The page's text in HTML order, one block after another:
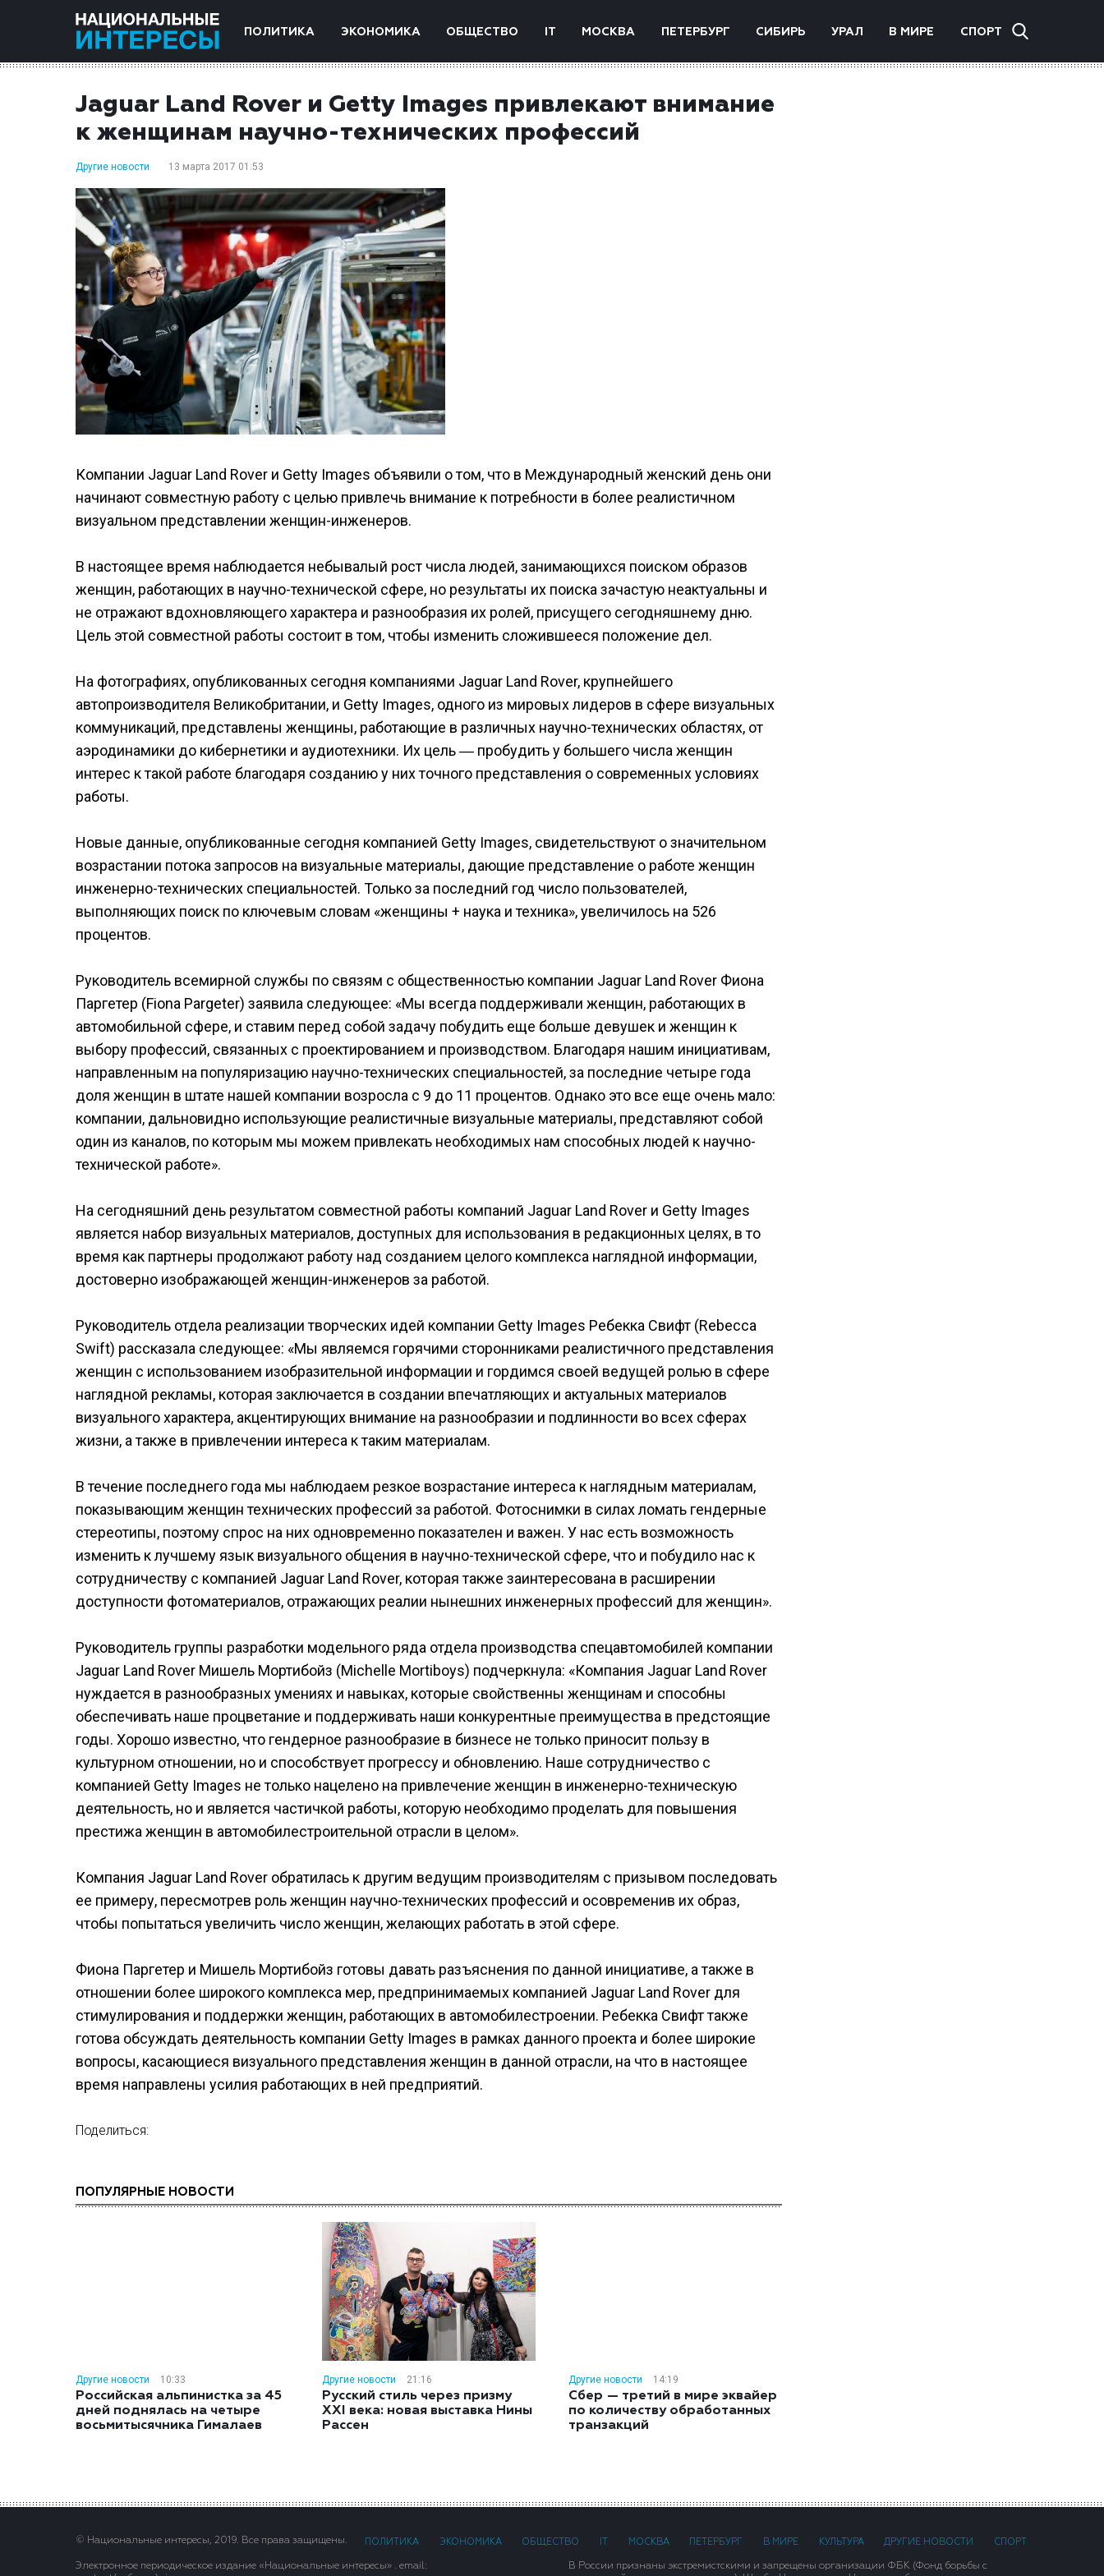
ПОЛИТИКА ЭКОНОМИКА ОБЩЕСТВО IT МОСКВА ПЕТЕРБУРГ СИБИРЬ УРАЛ В МИРЕ СПОРТ
Jaguar Land Rover и Getty Images привлекают внимание
к женщинам научно-технических профессий
Другие новости 13 марта 2017 01:53
Компании Jaguar Land Rover и Getty Images объявили о том, что в Международный женский день они
начинают совместную работу с целью привлечь внимание к потребности в более реалистичном
визуальном представлении женщин-инженеров.
В настоящее время наблюдается небывалый рост числа людей, занимающихся поиском образов
женщин, работающих в научно-технической сфере, но результаты их поиска зачастую неактуальны и
не отражают вдохновляющего характера и разнообразия их ролей, присущего сегодняшнему дню.
Цель этой совместной работы состоит в том, чтобы изменить сложившееся положение дел.
На фотографиях, опубликованных сегодня компаниями Jaguar Land Rover, крупнейшего
автопроизводителя Великобритании, и Getty Images, одного из мировых лидеров в сфере визуальных
коммуникаций, представлены женщины, работающие в различных научно-технических областях, от
аэродинамики до кибернетики и аудиотехники. Их цель ― пробудить у большего числа женщин
интерес к такой работе благодаря созданию у них точного представления о современных условиях
работы.
Новые данные, опубликованные сегодня компанией Getty Images, свидетельствуют о значительном
возрастании потока запросов на визуальные материалы, дающие представление о работе женщин
инженерно-технических специальностей. Только за последний год число пользователей,
выполняющих поиск по ключевым словам «женщины + наука и техника», увеличилось на 526
процентов.
Руководитель всемирной службы по связям с общественностью компании Jaguar Land Rover Фиона
Паргетер (Fiona Pargeter) заявила следующее: «Мы всегда поддерживали женщин, работающих в
автомобильной сфере, и ставим перед собой задачу побудить еще больше девушек и женщин к
выбору профессий, связанных с проектированием и производством. Благодаря нашим инициативам,
направленным на популяризацию научно-технических специальностей, за последние четыре года
доля женщин в штате нашей компании возросла с 9 до 11 процентов. Однако это все еще очень мало:
компании, дальновидно использующие реалистичные визуальные материалы, представляют собой
один из каналов, по которым мы можем привлекать необходимых нам способных людей к научно-
технической работе».
На сегодняшний день результатом совместной работы компаний Jaguar Land Rover и Getty Images
является набор визуальных материалов, доступных для использования в редакционных целях, в то
время как партнеры продолжают работу над созданием целого комплекса наглядной информации,
достоверно изображающей женщин-инженеров за работой.
Руководитель отдела реализации творческих идей компании Getty Images Ребекка Свифт (Rebecca
Swift) рассказала следующее: «Мы являемся горячими сторонниками реалистичного представления
женщин с использованием изобразительной информации и гордимся своей ведущей ролью в сфере
наглядной рекламы, которая заключается в создании впечатляющих и актуальных материалов
визуального характера, акцентирующих внимание на разнообразии и подлинности во всех сферах
жизни, а также в привлечении интереса к таким материалам.
В течение последнего года мы наблюдаем резкое возрастание интереса к наглядным материалам,
показывающим женщин технических профессий за работой. Фотоснимки в силах ломать гендерные
стереотипы, поэтому спрос на них одновременно показателен и важен. У нас есть возможность
изменить к лучшему язык визуального общения в научно-технической сфере, что и побудило нас к
сотрудничеству с компанией Jaguar Land Rover, которая также заинтересована в расширении
доступности фотоматериалов, отражающих реалии нынешних инженерных профессий для женщин».
Руководитель группы разработки модельного ряда отдела производства спецавтомобилей компании
Jaguar Land Rover Мишель Мортибойз (Michelle Mortiboys) подчеркнула: «Компания Jaguar Land Rover
нуждается в разнообразных умениях и навыках, которые свойственны женщинам и способны
обеспечивать наше процветание и поддерживать наши конкурентные преимущества в предстоящие
годы. Хорошо известно, что гендерное разнообразие в бизнесе не только приносит пользу в
культурном отношении, но и способствует прогрессу и обновлению. Наше сотрудничество с
компанией Getty Images не только нацелено на привлечение женщин в инженерно-техническую
деятельность, но и является частичкой работы, которую необходимо проделать для повышения
престижа женщин в автомобилестроительной отрасли в целом».
Компания Jaguar Land Rover обратилась к другим ведущим производителям с призывом последовать
ее примеру, пересмотрев роль женщин научно-технических профессий и осовременив их образ,
чтобы попытаться увеличить число женщин, желающих работать в этой сфере.
Фиона Паргетер и Мишель Мортибойз готовы давать разъяснения по данной инициативе, а также в
отношении более широкого комплекса мер, предпринимаемых компанией Jaguar Land Rover для
стимулирования и поддержки женщин, работающих в автомобилестроении. Ребекка Свифт также
готова обсуждать деятельность компании Getty Images в рамках данного проекта и более широкие
вопросы, касающиеся визуального представления женщин в данной отрасли, на что в настоящее
время направлены усилия работающих в ней предприятий.
Поделиться:
ПОПУЛЯРНЫЕ НОВОСТИ
Другие новости 10:33
Российская альпинистка за 45
дней поднялась на четыре
восьмитысячника Гималаев
Другие новости 21:16
Русский стиль через призму
XXI века: новая выставка Нины
Рассен
Другие новости 14:19
Сбер — третий в мире эквайер
по количеству обработанных
транзакций
© Национальные интересы, 2019. Все права защищены. ПОЛИТИКА ЭКОНОМИКА ОБЩЕСТВО МОСКВА ПЕТЕРБУРГ В МИРЕ КУЛЬТУРА ДРУГИЕ НОВОСТИ СПОРТ
Электронное периодическое издание «Национальные интересы» . email:
В России признаны экстремистскими и запрещены организации ФБК (Фонд борьбы с